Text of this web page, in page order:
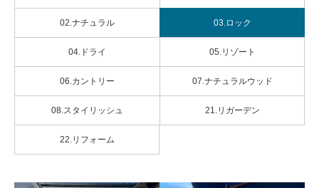
02.ナチュラル 03.ロック
04.ドライ 05.リゾート
06.カントリー 07.ナチュラルウッド
08.スタイリッシュ 21.リガーデン
22.リフォーム